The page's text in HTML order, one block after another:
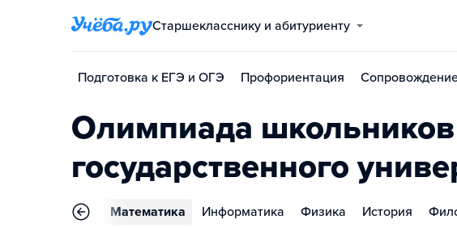
Старшекласснику и абитуриенту
Подготовка к ЕГЭ и ОГЭ Профориентация
Олимпиада школьников
государственного
Биология Математика Информатика Физика История